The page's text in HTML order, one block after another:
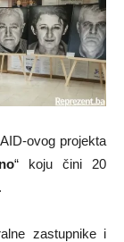
ovog projekta
“ koju čini 20
zastupnike i